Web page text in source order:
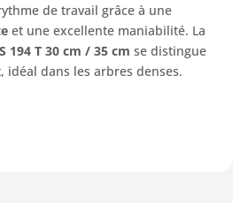
de travail grâce à une
et une excellente maniabilité. La
194 T 30 cm / 35 cm se distingue
idéal dans les arbres denses.